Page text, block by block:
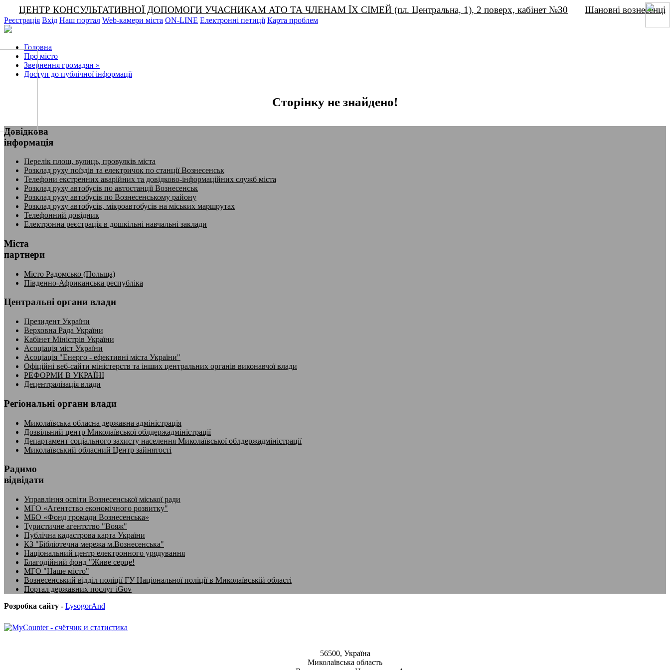
ЦЕНТР КОНСУЛЬТАТИВНОЇ ДОПОМОГИ УЧАСНИКАМ АТО ТА ЧЛЕНАМ ЇХ СІМЕЙ (пл. Центральна, 1), 2 поверх, кабінет №30 Шановні
Реєстрація Вхід Наш портал Web-камери міста ON-LINE Електронні петиції Карта проблем
Головна
Про місто
Звернення громадян »
Доступ до публічної інформації
Сторінку не знайдено!
Довідкова
інформація
Перелік площ, вулиць, провулків міста
Розклад руху поїздів та електричок по станції Вознесенськ
Телефони екстренних аварійних та довідково-інформаційних служб міста
Розклад руху автобусів по автостанції Вознесенськ
Розклад руху автобусів по Вознесенському району
Розклад руху автобусів, мікроавтобусів на міських маршрутах
Телефонний довідник
Електронна реєстрація в дошкільні навчальні заклади
Міста
партнери
Місто Радомсько (Польща)
Південно-Африканська республіка
Центральні органи влади
Президент України
Верховна Рада України
Кабінет Міністрів України
Асоціація міст України
Асоціація "Енерго - ефективні міста України"
Офіційні веб-сайти міністерств та інших центральних органів виконавчої влади
РЕФОРМИ В УКРАЇНІ
Децентралізація влади
Регіональні органи влади
Миколаївська обласна державна адміністрація
Дозвільний центр Миколаївської облдержадміністрації
Департамент соціального захисту населення Миколаївської облдержадміністрації
Миколаївський обласний Центр зайнятості
Радимо
відвідати
Управління освіти Вознесенської міської ради
МГО «Агентство економічного розвитку"
МБО «Фонд громади Вознесенська»
Туристичне агентство "Вояж"
Публічна кадастрова карта України
КЗ "Бібліотечна мережа м.Вознесенська"
Національний центр електронного урядування
Благодійний фонд "Живе серце!
МГО "Наше місто"
Вознесенський відділ поліції ГУ Національної поліції в Миколаївській області
Портал державних послуг iGov
Розробка сайту - LysogorAnd
56500, Україна
Миколаївська область